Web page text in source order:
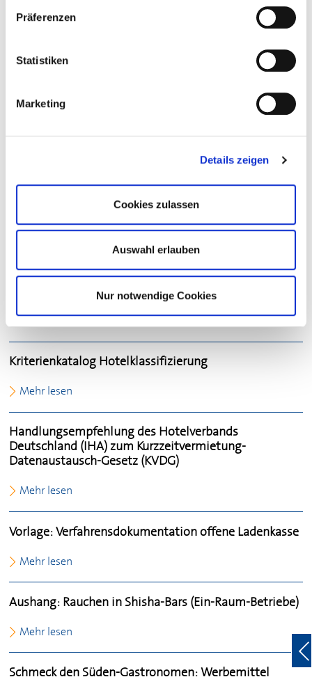
Präferenzen
Statistiken
Marketing
Details zeigen
Cookies zulassen
Auswahl erlauben
Nur notwendige Cookies
Gastronomie
Mehr lesen
Jugendschutzgesetz
Mehr lesen
Kriterienkatalog Hotelklassifizierung
Mehr lesen
Handlungsempfehlung des Hotelverbands
Deutschland (IHA) zum Kurzzeitvermietung-
Datenaustausch-Gesetz (KVDG)
Mehr lesen
Vorlage: Verfahrensdokumentation offene Ladenkasse
Mehr lesen
Aushang: Rauchen in Shisha-Bars (Ein-Raum-Betriebe)
Mehr lesen
Schmeck den Süden-Gastronomen: Werbemittel